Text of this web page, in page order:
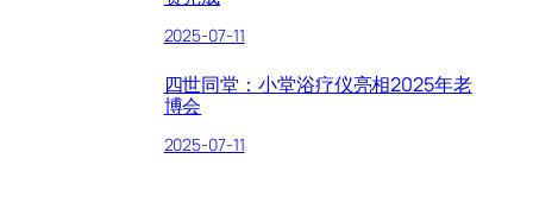
2025-07-11
四世同堂：小堂浴疗仪亮相2025年老
博会
2025-07-11